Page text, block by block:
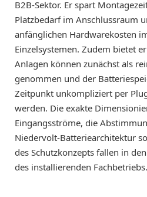
B2B-Sektor. Er spart
Platzbedarf im Anschlussraum
anfänglichen Hardwarekosten
Einzelsystemen. Zudem bietet
Anlagen können zunächst als
genommen und der
Zeitpunkt unkompliziert per
werden. Die exakte
Eingangsströme, die
Niedervolt-Batteriearchitektur
des Schutzkonzepts fallen in
des installierenden Fachbetriebs.